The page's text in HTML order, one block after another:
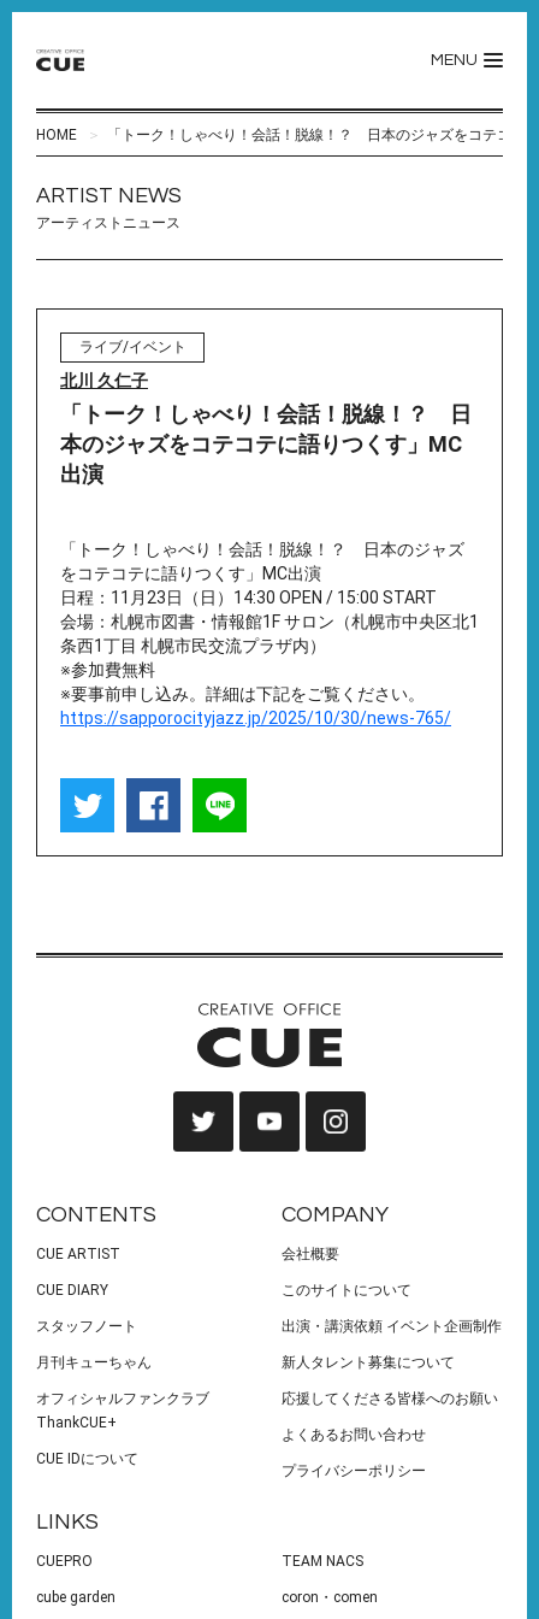
MENU
HOME 「トーク！しゃべり！会話！脱線！？ 日本のジャズをコテコテ
ARTIST NEWS
アーティストニュース
ライブ/イベント
北川 久仁子
「トーク！しゃべり！会話！脱線！？ 日
本のジャズをコテコテに語りつくす」MC
出演
「トーク！しゃべり！会話！脱線！？ 日本のジャズ
をコテコテに語りつくす」MC出演
日程：11月23日（日）14:30 OPEN / 15:00 START
会場：札幌市図書・情報館1F サロン（札幌市中央区北1
条西1丁目 札幌市民交流プラザ内）
※参加費無料
※要事前申し込み。詳細は下記をご覧ください。
https://sapporocityjazz.jp/2025/10/30/news-765/
CONTENTS
CUE ARTIST
CUE DIARY
スタッフノート
月刊キューちゃん
オフィシャルファンクラブ
ThankCUE+
CUE IDについて
COMPANY
会社概要
このサイトについて
出演・講演依頼 イベント企画制作
新人タレント募集について
応援してくださる皆様へのお願い
よくあるお問い合わせ
プライバシーポリシー
LINKS
CUEPRO TEAM NACS
cube garden coron・comen